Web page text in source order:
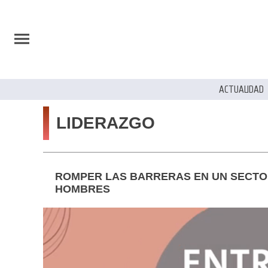
ACTUALIDAD
LIDERAZGO
ROMPER LAS BARRERAS EN UN
HOMBRES